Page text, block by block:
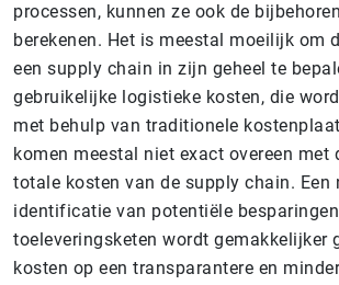
processen, kunnen ze ook de
berekenen. Het is meestal moeilijk om
een supply chain in zijn geheel te
gebruikelijke logistieke kosten, die
met behulp van traditionele
komen meestal niet exact overeen met
totale kosten van de supply chain. Een
identificatie van potentiële
toeleveringsketen wordt gemakkelijker
kosten op een transparantere en